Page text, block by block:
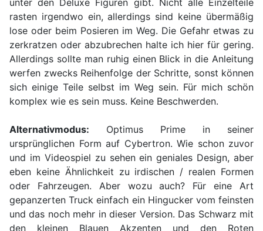
unter den Deluxe Figuren gibt. Nicht alle Einzelteile
rasten irgendwo ein, allerdings sind keine übermäßig
lose oder beim Posieren im Weg. Die Gefahr etwas zu
zerkratzen oder abzubrechen halte ich hier für gering.
Allerdings sollte man ruhig einen Blick in die Anleitung
werfen zwecks Reihenfolge der Schritte, sonst können
sich einige Teile selbst im Weg sein. Für mich schön
komplex wie es sein muss. Keine Beschwerden.
Alternativmodus: Optimus Prime in seiner
ursprünglichen Form auf Cybertron. Wie schon zuvor
und im Videospiel zu sehen ein geniales Design, aber
eben keine Ähnlichkeit zu irdischen / realen Formen
oder Fahrzeugen. Aber wozu auch? Für eine Art
gepanzerten Truck einfach ein Hingucker vom feinsten
und das noch mehr in dieser Version. Das Schwarz mit
den kleinen Blauen Akzenten und den Roten